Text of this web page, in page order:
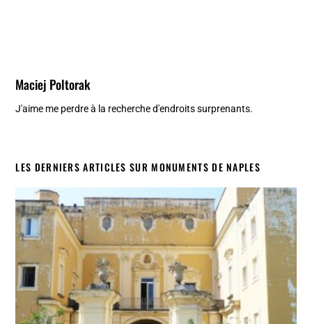
Maciej Poltorak
J'aime me perdre à la recherche d'endroits surprenants.
LES DERNIERS ARTICLES SUR MONUMENTS DE NAPLES